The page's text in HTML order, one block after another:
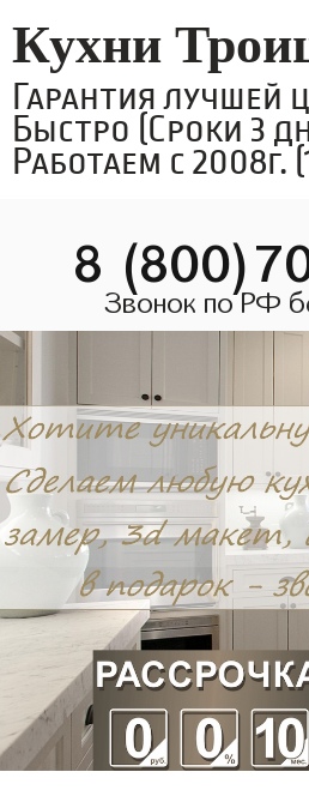
Кухни
Гарантия лучшей
Быстро (Сроки 3
Работаем с 2008г.
8
Звонок по РФ